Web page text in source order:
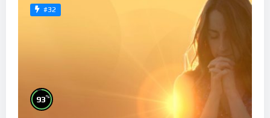
#32
93%